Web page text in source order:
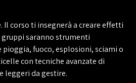
corso ti insegnerà a creare effetti
saranno strumenti
fuoco, esplosioni, sciami o
con tecniche avanzate di
leggeri da gestire.